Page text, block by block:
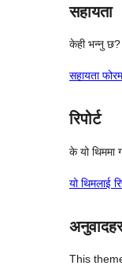
सहायता
केही भन्नु छ?
सहायता
रिपोर्ट
के यो थिममा
यो थिमलाई
This